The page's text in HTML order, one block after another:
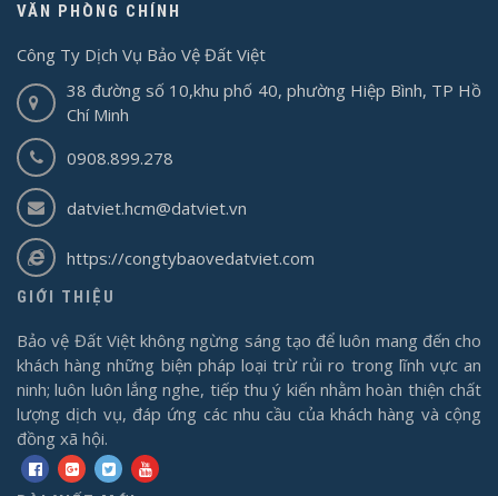
VĂN PHÒNG CHÍNH
Công Ty Dịch Vụ Bảo Vệ Đất Việt
38 đường số 10,khu phố 40, phường Hiệp Bình, TP Hồ
Chí Minh
0908.899.278
datviet.hcm@datviet.vn
https://congtybaovedatviet.com
GIỚI THIỆU
Bảo vệ Đất Việt không ngừng sáng tạo để luôn mang đến cho
khách hàng những biện pháp loại trừ rủi ro trong lĩnh vực an
ninh; luôn luôn lắng nghe, tiếp thu ý kiến nhằm hoàn thiện chất
lượng dịch vụ, đáp ứng các nhu cầu của khách hàng và cộng
đồng xã hội.